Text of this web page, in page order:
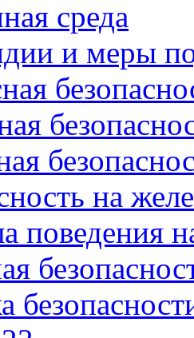
среда
и меры
на
поведения